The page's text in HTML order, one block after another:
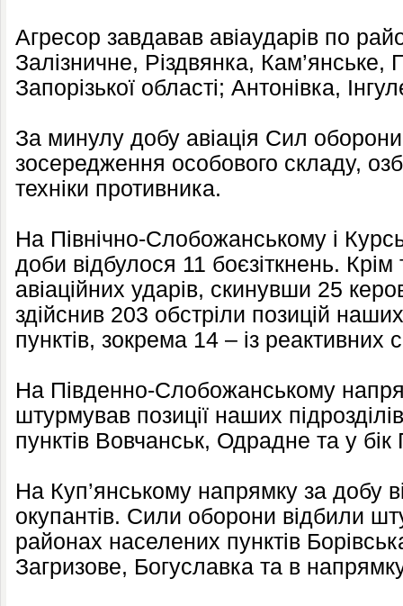
Агресор завдавав авіаударів по
Залізничне, Різдвянка, Кам’янське,
Запорізької області; Антонівка,
За минулу добу авіація Сил
зосередження особового складу,
техніки противника.
На Північно-Слобожанському і
доби відбулося 11 боєзіткнень.
авіаційних ударів, скинувши 25
здійснив 203 обстріли позицій
пунктів, зокрема 14 – із реактивних
На Південно-Слобожанському
штурмував позиції наших
пунктів Вовчанськ, Одрадне та у бік
На Куп’янському напрямку за добу
окупантів. Сили оборони відбили
районах населених пунктів
Загризове, Богуславка та в